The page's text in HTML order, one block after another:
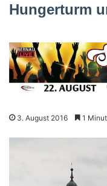
Hungerturm
3. August 2016 1